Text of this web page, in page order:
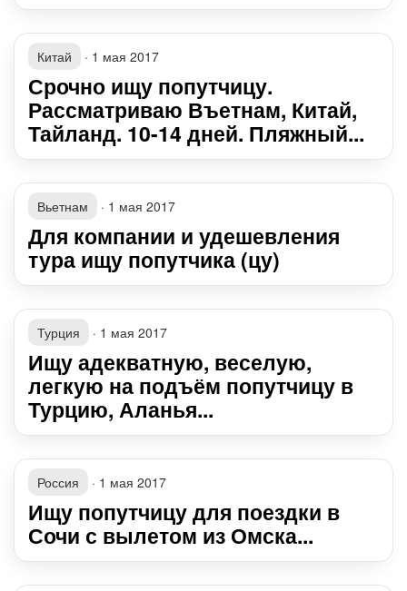
Китай · 1 мая 2017
Срочно ищу попутчицу.
Рассматриваю Въетнам, Китай,
Тайланд. 10-14 дней. Пляжный...
Вьетнам · 1 мая 2017
Для компании и удешевления
тура ищу попутчика (цу)
Турция · 1 мая 2017
Ищу адекватную, веселую,
легкую на подъём попутчицу в
Турцию, Аланья...
Россия · 1 мая 2017
Ищу попутчицу для поездки в
Сочи с вылетом из Омска...